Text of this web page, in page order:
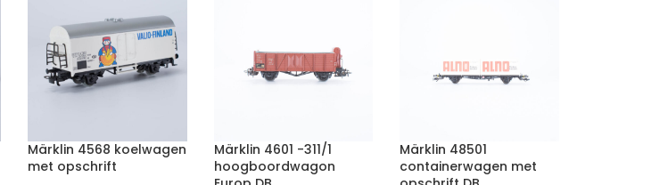
Märklin 4568 koelwagen
met opschrift
Märklin 4601 -311/1
hoogboordwagon
Märklin 48501
containerwagen met